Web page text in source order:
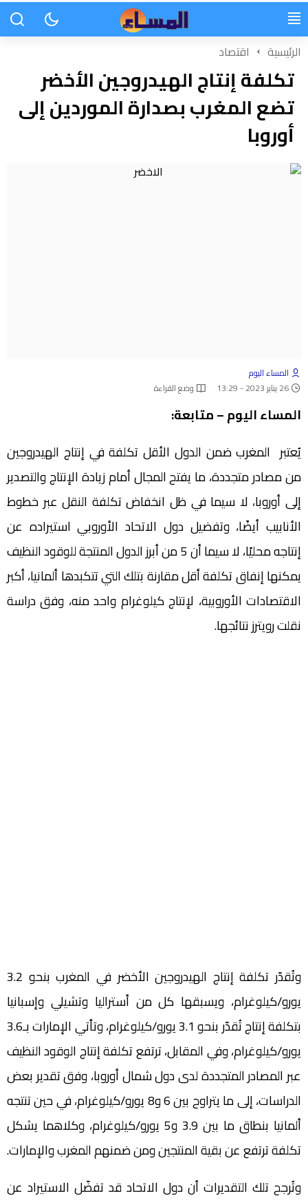
الرئيسية اقتصاد
تكلفة إنتاج الهيدروجين الأخضر
تضع المغرب بصدارة الموردين إلى
أوروبا
المساء اليوم
26 يناير 2023 - 13:29
وضع القراءة
المساء اليوم – متابعة:
يُعتبر المغرب ضمن الدول الأقل تكلفة في إنتاج الهيدروجين
من مصادر متجددة، ما يفتح المجال أمام زيادة الإنتاج والتصدير
إلى أوروبا، لا سيما في ظل انخفاض تكلفة النقل عبر خطوط
الأنابيب أيضًا، وتفضيل دول الاتحاد الأوروبي استيراده عن
إنتاجه محليًا، لا سيما أن 5 من أبرز الدول المنتجة للوقود النظيف
يمكنها إنفاق تكلفة أقل مقارنة بتلك التي تتكبدها ألمانيا، أكبر
الاقتصادات الأوروبية، لإنتاج كيلوغرام واحد منه، وفق دراسة
نقلت رويترز نتائجها.
وتُقدّر تكلفة إنتاج الهيدروجين الأخضر في المغرب بنحو 3.2
يورو/كيلوغرام، ويسبقها كل من أستراليا وتشيلي وإسبانيا
بتكلفة إنتاج تُقدّر بنحو 3.1 يورو/كيلوغرام، وتأتي الإمارات بـ3.6
يورو/كيلوغرام، وفي المقابل، ترتفع تكلفة إنتاج الوقود النظيف
عبر المصادر المتجددة لدى دول شمال أوروبا، وفق تقدير بعض
الدراسات، إلى ما يتراوح بين 6 و8 يورو/كيلوغرام، في حين تنتجه
ألمانيا بنطاق ما بين 3.9 و5 يورو/كيلوغرام، وكلاهما يشكل
تكلفة ترتفع عن بقية المنتجين ومن ضمنهم المغرب والإمارات.
وتُرجح تلك التقديرات أن دول الاتحاد قد تفضّل الاستيراد عن